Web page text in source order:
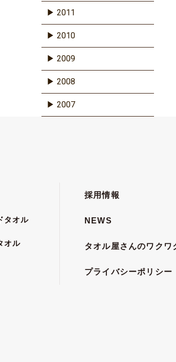
2011
2010
2009
2008
2007
タオル
オル
採用情報
NEWS
タオル屋さんのワクワ
プライバシーポリシー